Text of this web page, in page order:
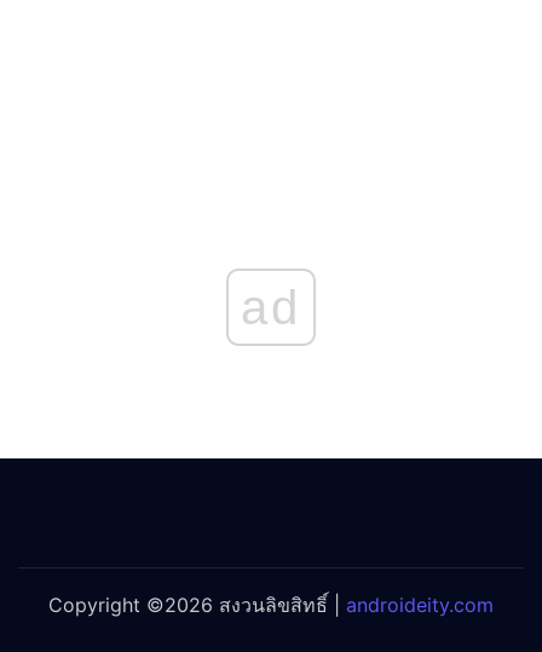
ad
Copyright ©2026 สงวนลิขสิทธิ์ | androideity.com